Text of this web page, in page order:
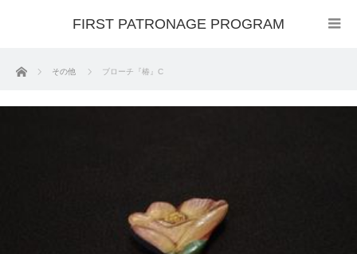
FIRST PATRONAGE PROGRAM
ホーム その他 ブローチ『椿』C